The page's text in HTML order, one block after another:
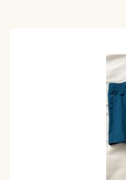
キッチン・雑貨・
カーテン・ラグ・
美容・健康通販すべ
美容・健康・サプ
制服・スクール
制服・スクールすべて
大きいサイズ通販す
カーテン・ラグ・
美容・健康・サプ
制服・スクールすべ
ジュニア・ティー
大きいサイズ通販す
大きいサイズ レデ